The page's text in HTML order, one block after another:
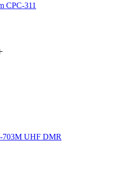
CPC-311
703М UHF DMR